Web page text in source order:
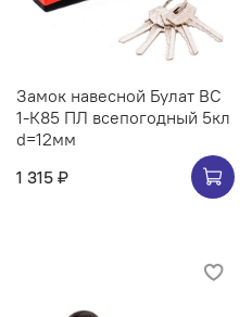
Замок навесной Булат ВС
1-К85 ПЛ всепогодный 5кл
d=12мм
1 315 ₽